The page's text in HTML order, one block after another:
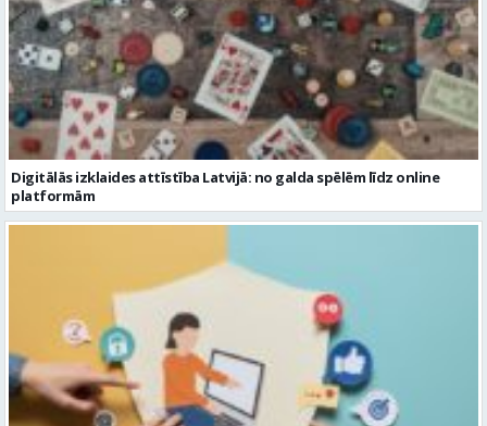
Digitālās izklaides attīstība Latvijā: no galda spēlēm līdz online
platformām